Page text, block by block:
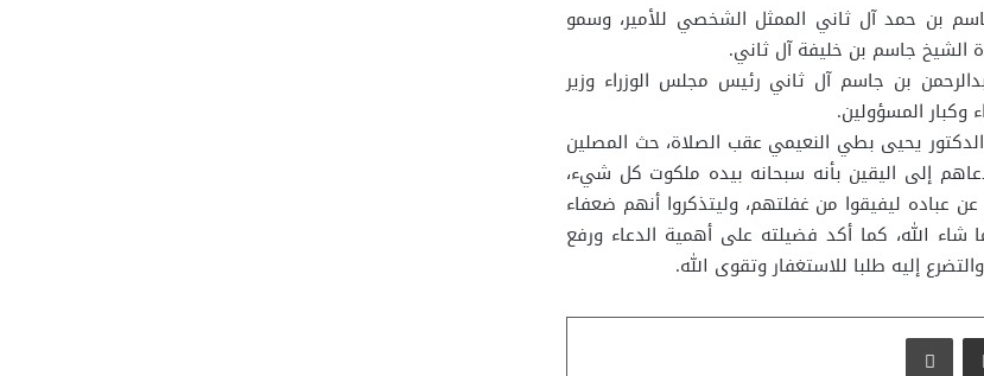
بن حمد آل ثاني الممثل الشخصي للأمير، وسمو
الشيخ جاسم بن خليفة آل ثاني.
بن جاسم آل ثاني رئيس مجلس الوزراء وزير
وكبار المسؤولين.
يحيى بطي النعيمي عقب الصلاة، حث المصلين
إلى اليقين بأنه سبحانه بيده ملكوت كل شيء،
عباده ليفيقوا من غفلتهم، وليتذكروا أنهم ضعفاء
شاء الله، كما أكد فضيلته على أهمية الدعاء ورفع
إليه طلبا للاستغفار وتقوى الله.
مشاركة عبر البريد طباعة